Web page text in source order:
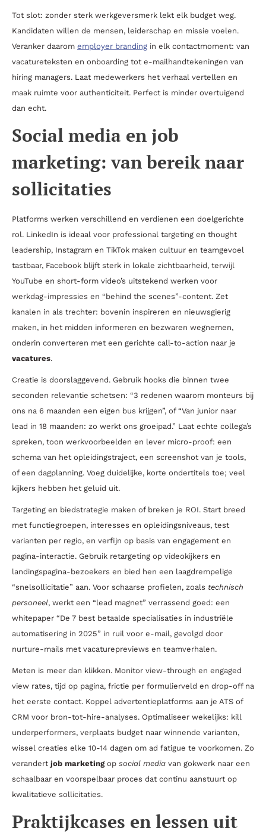
Tot slot: zonder sterk werkgeversmerk lekt elk budget weg.
Kandidaten willen de mensen, leiderschap en missie voelen.
Veranker daarom employer branding in elk contactmoment: van
vacatureteksten en onboarding tot e-mailhandtekeningen van
hiring managers. Laat medewerkers het verhaal vertellen en
maak ruimte voor authenticiteit. Perfect is minder overtuigend
dan echt.
Social media en job
marketing: van bereik naar
sollicitaties
Platforms werken verschillend en verdienen een doelgerichte
rol. LinkedIn is ideaal voor professional targeting en thought
leadership, Instagram en TikTok maken cultuur en teamgevoel
tastbaar, Facebook blijft sterk in lokale zichtbaarheid, terwijl
YouTube en short-form video’s uitstekend werken voor
werkdag-impressies en “behind the scenes”-content. Zet
kanalen in als trechter: bovenin inspireren en nieuwsgierig
maken, in het midden informeren en bezwaren wegnemen,
onderin converteren met een gerichte call-to-action naar je
vacatures.
Creatie is doorslaggevend. Gebruik hooks die binnen twee
seconden relevantie schetsen: “3 redenen waarom monteurs bij
ons na 6 maanden een eigen bus krijgen”, of “Van junior naar
lead in 18 maanden: zo werkt ons groeipad.” Laat echte collega’s
spreken, toon werkvoorbeelden en lever micro-proof: een
schema van het opleidingstraject, een screenshot van je tools,
of een dagplanning. Voeg duidelijke, korte ondertitels toe; veel
kijkers hebben het geluid uit.
Targeting en biedstrategie maken of breken je ROI. Start breed
met functiegroepen, interesses en opleidingsniveaus, test
varianten per regio, en verfijn op basis van engagement en
pagina-interactie. Gebruik retargeting op videokijkers en
landingspagina-bezoekers en bied hen een laagdrempelige
“snelsollicitatie” aan. Voor schaarse profielen, zoals technisch
personeel, werkt een “lead magnet” verrassend goed: een
whitepaper “De 7 best betaalde specialisaties in industriële
automatisering in 2025” in ruil voor e-mail, gevolgd door
nurture-mails met vacaturepreviews en teamverhalen.
Meten is meer dan klikken. Monitor view-through en engaged
view rates, tijd op pagina, frictie per formulierveld en drop-off na
het eerste contact. Koppel advertentieplatforms aan je ATS of
CRM voor bron-tot-hire-analyses. Optimaliseer wekelijks: kill
underperformers, verplaats budget naar winnende varianten,
wissel creaties elke 10-14 dagen om ad fatigue te voorkomen. Zo
verandert job marketingop social media van gokwerk naar een
schaalbaar en voorspelbaar proces dat continu aanstuurt op
kwalitatieve sollicitaties.
Praktijkcases en lessen uit